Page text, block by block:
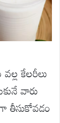
కేలరీలు
వారు
తీసుకోవడం